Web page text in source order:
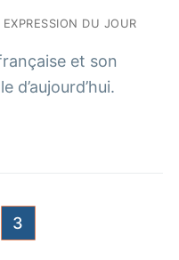
EXPRESSION DU JOUR
et son
d’aujourd’hui.
3